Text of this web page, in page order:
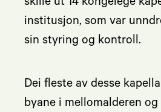
skille ut 14 kongelege
institusjon, som var
sin styring og kontroll.
Dei fleste av desse
byane i mellomalderen